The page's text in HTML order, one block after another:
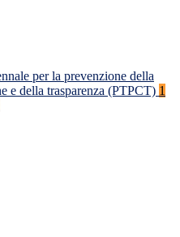
per la prevenzione della
e della trasparenza (PTPCT) 1